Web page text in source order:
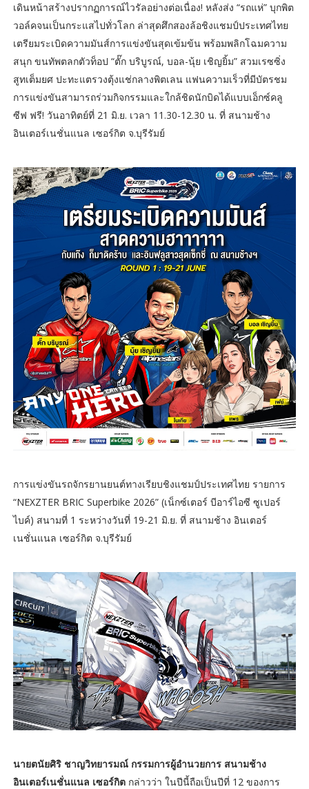
เดินหน้าสร้างปรากฏการณ์ไวรัลอย่างต่อเนื่อง! หลังส่ง “รถแห่” บุกพิต
วอล์คจนเป็นกระแสไปทั่วโลก ล่าสุดศึกสองล้อชิงแชมป์ประเทศไทย
เตรียมระเบิดความมันส์การแข่งขันสุดเข้มข้น พร้อมพลิกโฉมความ
สนุก ขนทัพตลกตัวท็อป “ตั๊ก บริบูรณ์, บอล-นุ้ย เชิญยิ้ม” สวมเรซซิ่ง
สูทเต็มยศ ปะทะแตรวงตุ้งแช่กลางพิตเลน แฟนความเร็วที่มีบัตรชม
การแข่งขันสามารถร่วมกิจกรรมและใกล้ชิดนักบิดได้แบบเอ็กซ์คลู
ซีฟ ฟรี! วันอาทิตย์ที่ 21 มิ.ย. เวลา 11.30-12.30 น. ที่ สนามช้าง
อินเตอร์เนชั่นแนล เซอร์กิต จ.บุรีรัมย์
การแข่งขันรถจักรยานยนต์ทางเรียบชิงแชมป์ประเทศไทย รายการ
“NEXZTER BRIC Superbike 2026” (เน็กซ์เตอร์ บีอาร์ไอซี ซูเปอร์
ไบค์) สนามที่ 1 ระหว่างวันที่ 19-21 มิ.ย. ที่ สนามช้าง อินเตอร์
เนชั่นแนล เซอร์กิต จ.บุรีรัมย์
นายตนัยศิริ ชาญวิทยารมณ์ กรรมการผู้อำนวยการ สนามช้าง
อินเตอร์เนชั่นแนล เซอร์กิตกล่าวว่า ในปีนี้ถือเป็นปีที่ 12 ของการ